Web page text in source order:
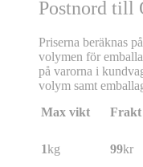
Postnord till
Priserna beräknas
volymen för
på varorna i
volym samt
Max vikt
Frakt
1kg 99kr